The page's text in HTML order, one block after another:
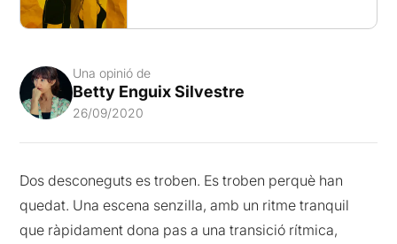
Una opinió de
Betty Enguix Silvestre
26/09/2020
Dos desconeguts es troben. Es troben perquè han
quedat. Una escena senzilla, amb un ritme tranquil
que ràpidament dona pas a una transició rítmica,